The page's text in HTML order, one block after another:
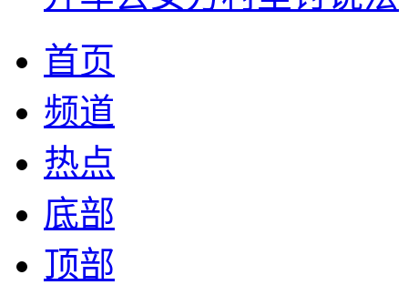
首页
频道
热点
底部
顶部